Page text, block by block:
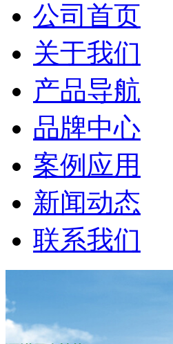
公司首页
关于我们
产品导航
品牌中心
案例应用
新闻动态
联系我们